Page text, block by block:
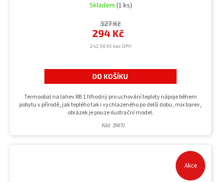
Skladem (1 ks)
242,98 Kč bez DPH
294 Kč
327 Kč
DO KOŠÍKU
Termoobal na lahev RB 1 lVhodný pro uchování teploty nápoje během
pobytu v přírodě, jak teplého tak i vychlazeného po delší dobu, mix barev,
obrázek je pouze ilustrační model.
Kód: 29470
Akce